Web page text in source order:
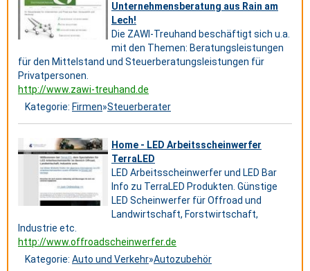
Unternehmensberatung aus Rain am
Lech!
Die ZAWI-Treuhand beschäftigt sich u.a.
mit den Themen: Beratungsleistungen
für den Mittelstand und Steuerberatungsleistungen für
Privatpersonen.
http://www.zawi-treuhand.de
Kategorie: Firmen»Steuerberater
Home - LED Arbeitsscheinwerfer
TerraLED
LED Arbeitsscheinwerfer und LED Bar
Info zu TerraLED Produkten. Günstige
LED Scheinwerfer für Offroad und
Landwirtschaft, Forstwirtschaft,
Industrie etc.
http://www.offroadscheinwerfer.de
Kategorie: Auto und Verkehr»Autozubehör